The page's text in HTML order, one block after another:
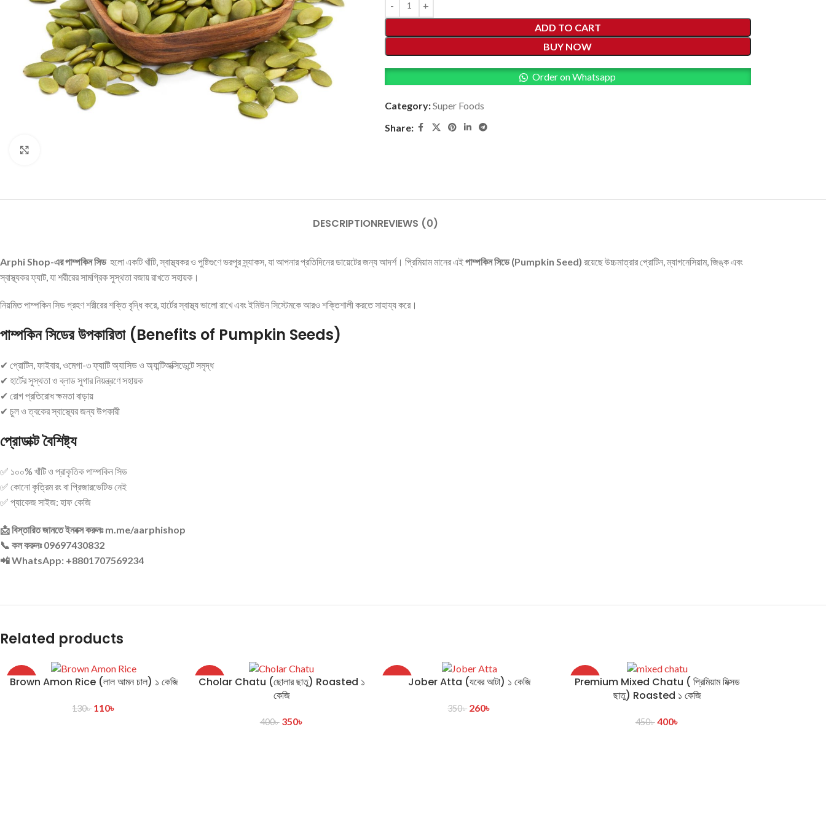
ADD TO CART
BUY NOW
Order on Whatsapp
Category:Super Foods
Share:
DESCRIPTIONREVIEWS (0)
Arphi Shop-এর পাম্পকিন সিড হলো একটি খাঁটি, স্বাস্থ্যকর ও পুষ্টিগুণে ভরপুর স্ন্যাকস, যা আপনার প্রতিদিনের ডায়েটের জন্য আদর্শ। প্রিমিয়াম মানের এইপাম্পকিন সিডে (Pumpkin Seed) রয়েছে উচ্চমাত্রার প্রোটিন, ম্যাগনেসিয়াম, জিঙ্ক এবং
স্বাস্থ্যকর ফ্যাট, যা শরীরের সামগ্রিক সুস্থতা বজায় রাখতে সহায়ক।
নিয়মিত পাম্পকিন সিড গ্রহণ শরীরের শক্তি বৃদ্ধি করে, হার্টের স্বাস্থ্য ভালো রাখে এবং ইমিউন সিস্টেমকে আরও শক্তিশালী করতে সাহায্য করে।
পাম্পকিন সিডের উপকারিতা (Benefits of Pumpkin Seeds)
✔ প্রোটিন, ফাইবার, ওমেগা-৩ ফ্যাটি অ্যাসিড ও অ্যান্টিঅক্সিডেন্টে সমৃদ্ধ
✔ হার্টের সুস্থতা ও ব্লাড সুগার নিয়ন্ত্রণে সহায়ক
✔ রোগ প্রতিরোধ ক্ষমতা বাড়ায়
✔ চুল ও ত্বকের স্বাস্থ্যের জন্য উপকারী
প্রোডাক্ট বৈশিষ্ট্য
✅ ১০০% খাঁটি ও প্রাকৃতিক পাম্পকিন সিড
✅ কোনো কৃত্রিম রং বা প্রিজারভেটিভ নেই
✅ প্যাকেজ সাইজ: হাফ কেজি
📩 বিস্তারিত জানতে ইনবক্স করুনঃ m.me/aarphishop
📞 কল করুনঃ 09697430832
📲 WhatsApp: +8801707569234
Related products
-15%
Brown Amon Rice (লাল আমন চাল) ১ কেজি
130৳ 110৳
-13%
Cholar Chatu (ছোলার ছাতু) Roasted ১
কেজি
400৳ 350৳
Jober Atta (যবের আটা) ১ কেজি
350৳ 260৳
-11%
Premium Mixed Chatu ( প্রিমিয়াম মিক্সড
ছাতু) Roasted ১ কেজি
450৳400৳